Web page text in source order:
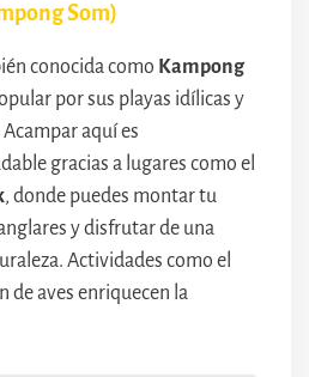
Som)
conocida como Kampong
por sus playas idílicas y
aquí es
gracias a lugares como el
, donde puedes montar tu
y disfrutar de una
Actividades como el
de aves enriquecen la